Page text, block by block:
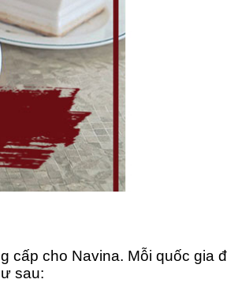
cấp cho Navina. Mỗi quốc gia
sau: